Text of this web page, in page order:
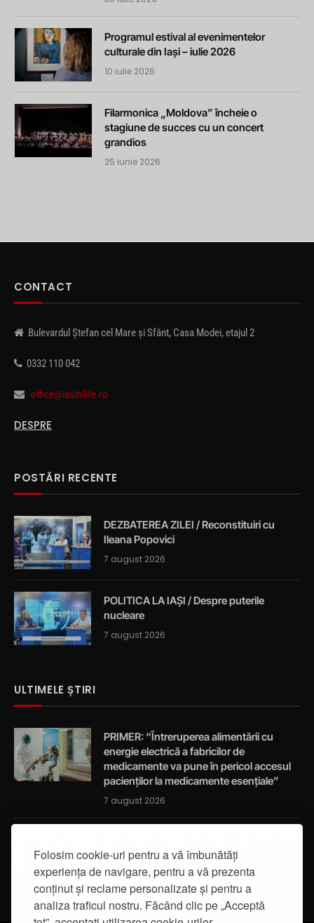
Folosim cookie-uri pentru a vă îmbunătăți
experiența de navigare, pentru a vă prezenta
conținut și reclame personalizate și pentru a
analiza traficul nostru. Făcând clic pe „Acceptă
Programul estival al evenimentelor
culturale din Iași – iulie 2026
10 iulie 2026
Filarmonica „Moldova” încheie o
stagiune de succes cu un concert
grandios
25 iunie 2026
CONTACT
Bulevardul Ștefan cel Mare și Sfânt, Casa Modei, etajul 2
0332 110 042
office@iasitvlife.ro
DESPRE
POSTĂRI RECENTE
DEZBATEREA ZILEI / Reconstituiri cu
Ileana Popovici
7 august 2026
POLITICA LA IAȘI / Despre puterile
nucleare
7 august 2026
ULTIMELE ȘTIRI
PRIMER: “Întreruperea alimentării cu
energie electrică a fabricilor de
medicamente va pune în pericol accesul
pacienților la medicamente esențiale”
7 august 2026
integrității
7 august 2026